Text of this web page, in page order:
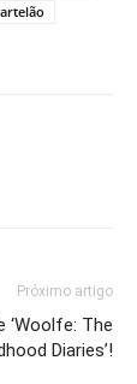
Próximo artigo
‘Woolfe: The
Diaries’!